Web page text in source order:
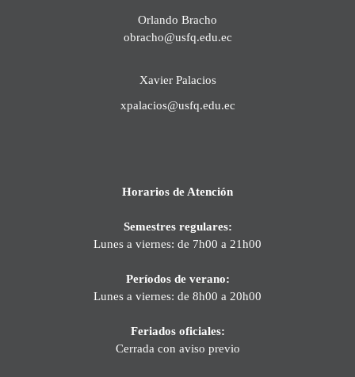
Orlando Bracho
obracho@usfq.edu.ec
Xavier Palacios
xpalacios@usfq.edu.ec
Horarios de Atención
Semestres regulares:
Lunes a viernes: de 7h00 a 21h00
Períodos de verano:
Lunes a viernes: de 8h00 a 20h00
Feriados oficiales:
Cerrada con aviso previo